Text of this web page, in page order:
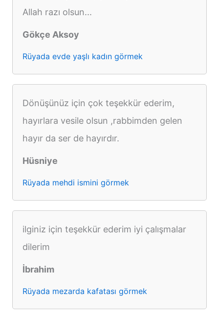
Allah razı olsun...
Gökçe Aksoy
Rüyada evde yaşlı kadın görmek
Dönüşünüz için çok teşekkür ederim,
hayırlara vesile olsun ,rabbimden gelen
hayır da ser de hayırdır.
Hüsniye
Rüyada mehdi ismini görmek
ilginiz için teşekkür ederim iyi çalışmalar
dilerim
İbrahim
Rüyada mezarda kafatası görmek